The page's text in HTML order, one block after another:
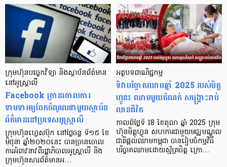
ក្រុមហ៊ុន​បច្ចេកវិទ្យា និង​ស្ថាប័ន​ព័ត៌មាន​
នៅអូស្ត្រាលី
Facebook ច្រាន​ចោល​ការ
ទាមទារ​ឲ្យ​ចែក​ចំណូល​ជាមួយ​ស្ថាប័ន​
ព័ត៌មាន​នៅប្រទេស​អូស្ត្រាលី
ក្រុមហ៊ុន​ហ្វេសប៊ុក នៅថ្ងៃចន្ទ ទី១៥ ខែ
មិថុនា ឆ្នាំ​២០២០នេះ បានច្រាន​ចោល​
ការអំពាវនាវ​ពីរដ្ឋាភិបាល​អូស្ត្រាលី និង​
ក្រុមហ៊ុន​សារព័ត៌មាន​អ…
អត្ថបទពាណិជ្ជកម្ម
ទិវាបរិច្ចាគឈាមឆ្នាំ 2025 របស់មិត្ត
ហ្វូន៖ ឈាមមួយតំណក់ សង្គ្រោះរាប់
លានជីវិត
កាលពីថ្ងៃទី 18 ខែតុលា ឆ្នាំ 2025 ក្រុម
ហ៊ុនមិត្តហ្វូន សហការជាមួយមជ្ឈមណ្ឌល
ជាតិផ្តល់ឈាមកម្ពុជា បានរៀបចំកម្មវិធី
បរិច្ចាគឈាមដោយស្ម័គ្រចិត្ត ក្រោ…